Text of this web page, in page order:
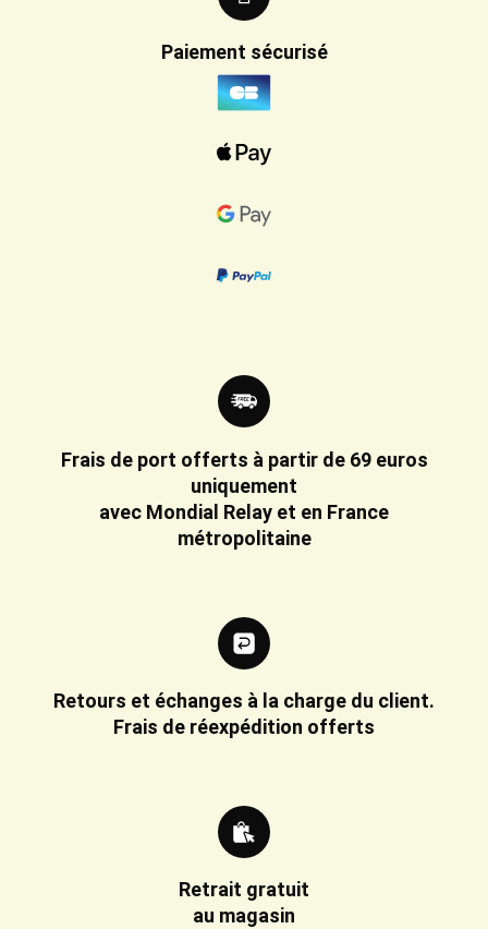
Paiement sécurisé
Frais de port offerts à partir de 69 euros
uniquement
avec Mondial Relay et en France
métropolitaine
Retours et échanges à la charge du client.
Frais de réexpédition offerts
Retrait gratuit
au magasin